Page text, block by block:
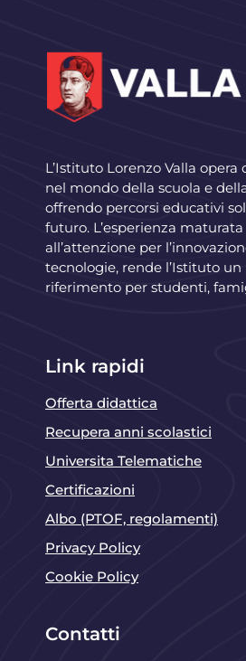
L’Istituto Lorenzo Valla opera
nel mondo della scuola e
offrendo percorsi educativi
futuro. L’esperienza
all’attenzione per
tecnologie, rende l’Istituto
riferimento per studenti,
Link rapidi
Offerta didattica
Recupera anni scolastici
Universita Telematiche
Certificazioni
Albo (PTOF, regolamenti)
Privacy Policy
Cookie Policy
Contatti